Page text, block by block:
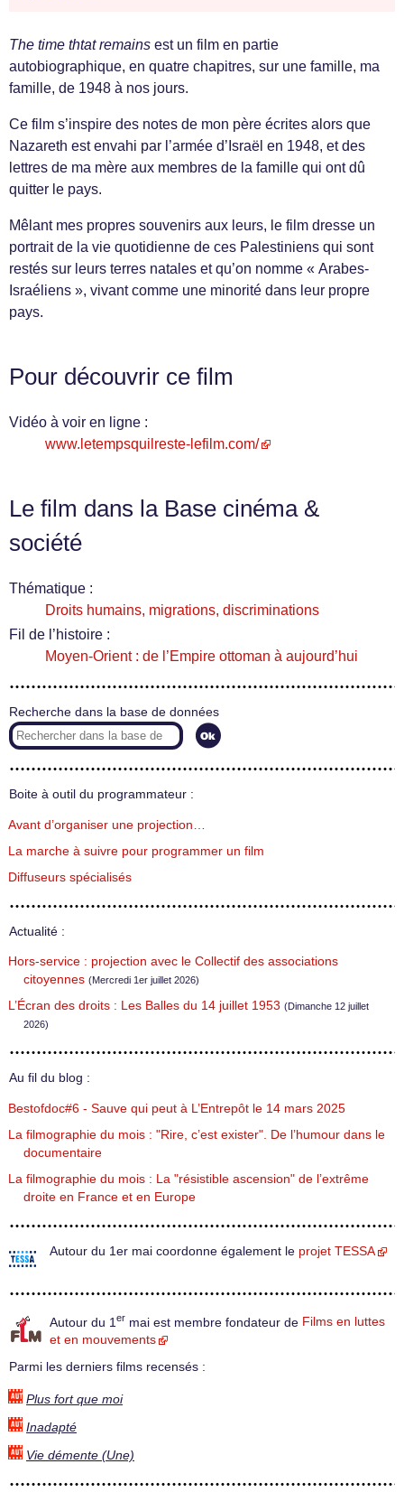
The time thtat remains est un film en partie
autobiographique, en quatre chapitres, sur une famille, ma
famille, de 1948 à nos jours.
Ce film s’inspire des notes de mon père écrites alors que
Nazareth est envahi par l’armée d’Israël en 1948, et des
lettres de ma mère aux membres de la famille qui ont dû
quitter le pays.
Mêlant mes propres souvenirs aux leurs, le film dresse un
portrait de la vie quotidienne de ces Palestiniens qui sont
restés sur leurs terres natales et qu’on nomme « Arabes-
Israéliens », vivant comme une minorité dans leur propre
pays.
Pour découvrir ce film
Vidéo à voir en ligne :
www.letempsquilreste-lefilm.com/
Le film dans la Base cinéma &
société
Thématique :
Droits humains, migrations, discriminations
Fil de l’histoire :
Moyen-Orient : de l’Empire ottoman à aujourd’hui
Recherche dans la base de données
Boite à outil du programmateur :
Avant d’organiser une projection…
La marche à suivre pour programmer un film
Diffuseurs spécialisés
Actualité :
Hors-service : projection avec le Collectif des associations
citoyennes (Mercredi 1er juillet 2026)
L’Écran des droits : Les Balles du 14 juillet 1953 (Dimanche 12 juillet
2026)
Au fil du blog :
Bestofdoc#6 - Sauve qui peut à L’Entrepôt le 14 mars 2025
La filmographie du mois : "Rire, c’est exister". De l’humour dans le
documentaire
La filmographie du mois : La "résistible ascension" de l’extrême
droite en France et en Europe
Autour du 1er mai coordonne également le projet TESSA
Autour du 1 er mai est membre fondateur de Films en luttes
et en mouvements
Parmi les derniers films recensés :
Plus fort que moi
Inadapté
Vie démente (Une)